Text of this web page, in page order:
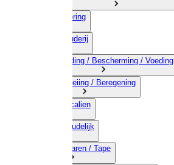
03) Afrastering
04) Veehouderij
05) Bestrijding / Bescherming / Voeding
06) Besproeiing / Beregening
07) Chemicalien
08) Huishoudelijk
09) Touwwaren / Tape